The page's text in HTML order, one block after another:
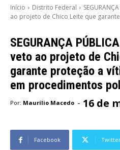
Início Distrito Federal
ao projeto de Chico Leite que
SEGURANÇA
veto ao projeto de
garante proteção a
em procedimentos
Por: Maurílio Macedo - 16 de
Facebook